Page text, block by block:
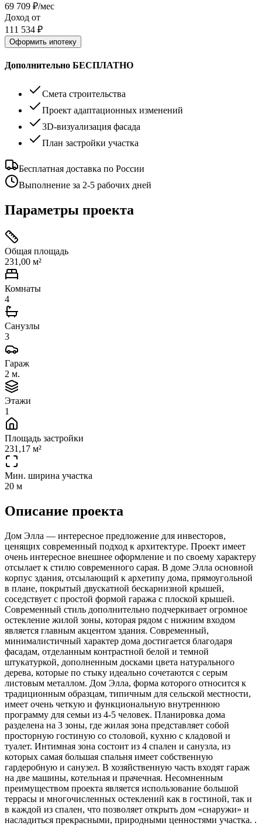
69 709 ₽/мес
Доход от
111 534 ₽
Оформить ипотеку
Дополнительно БЕСПЛАТНО
Смета строительства
Проект адаптационных изменений
3D-визуализация фасада
План застройки участка
Бесплатная доставка по России
Выполнение за 2-5 рабочих дней
Параметры проекта
Общая площадь
231,00 м²
Комнаты
4
Санузлы
3
Гараж
2 м.
Этажи
1
Площадь застройки
231,17 м²
Мин. ширина участка
20 м
Описание проекта
Дом Элла — интересное предложение для инвесторов,
ценящих современный подход к архитектуре. Проект имеет
очень интересное внешнее оформление и по своему характеру
отсылает к стилю современного сарая. В доме Элла основной
корпус здания, отсылающий к архетипу дома, прямоугольной
в плане, покрытый двускатной бескарнизной крышей,
соседствует с простой формой гаража с плоской крышей.
Современный стиль дополнительно подчеркивает огромное
остекление жилой зоны, которая рядом с нижним входом
является главным акцентом здания. Современный,
минималистичный характер дома достигается благодаря
фасадам, отделанным контрастной белой и темной
штукатуркой, дополненным досками цвета натурального
дерева, которые по стыку идеально сочетаются с серым
листовым металлом. Дом Элла, форма которого относится к
традиционным образцам, типичным для сельской местности,
имеет очень четкую и функциональную внутреннюю
программу для семьи из 4-5 человек. Планировка дома
разделена на 3 зоны, где жилая зона представляет собой
просторную гостиную со столовой, кухню с кладовой и
туалет. Интимная зона состоит из 4 спален и санузла, из
которых самая большая спальня имеет собственную
гардеробную и санузел. В хозяйственную часть входят гараж
на две машины, котельная и прачечная. Несомненным
преимуществом проекта является использование большой
террасы и многочисленных остеклений как в гостиной, так и
в каждой из спален, что позволяет открыть дом «снаружи» и
насладиться прекрасными, природными ценностями участка. .